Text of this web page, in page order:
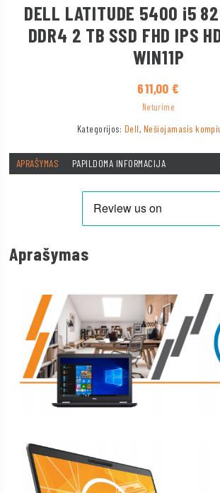
DELL LATITUDE 5400 i5
DDR4 2 TB SSD FHD IPS
WIN11P
611,00€
Neturime
Kategorijos: Dell, Nešiojamasis
APRAŠYMAS PAPILDOMA INFORMACIJA
Aprašymas